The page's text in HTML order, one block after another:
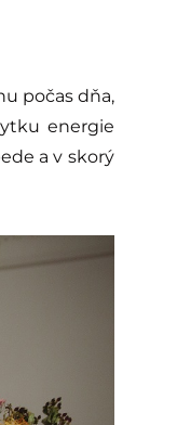
počas dňa,
energie
a v skorý